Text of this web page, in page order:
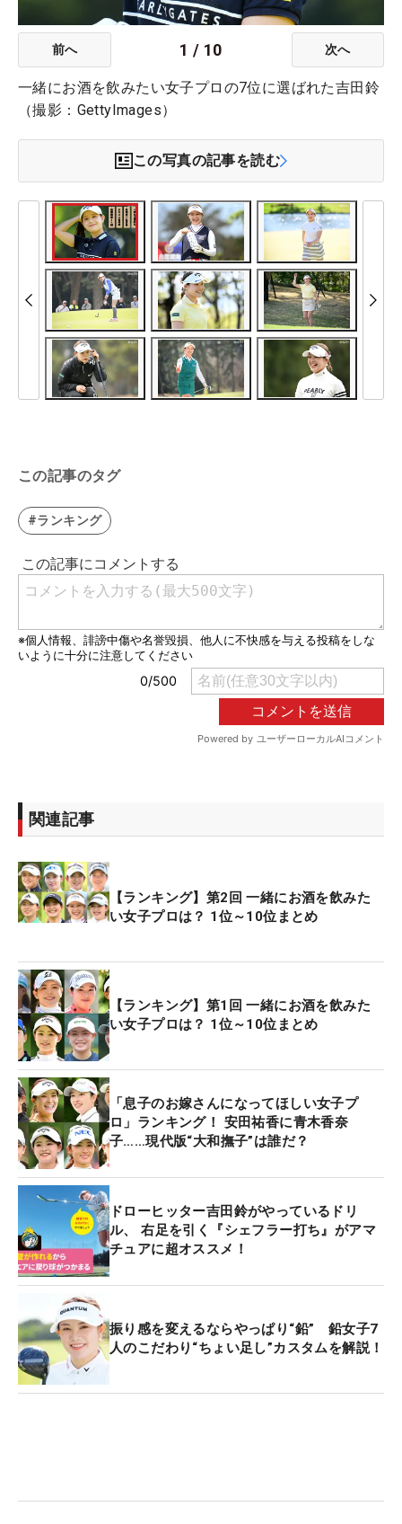
前へ 1 / 10 次へ
一緒にお酒を飲みたい女子プロの7位に選ばれた吉田鈴
（撮影：GettyImages）
この写真の記事を読む
この記事のタグ
#ランキング
関連記事
【ランキング】第2回 一緒にお酒を飲みた
い女子プロは？ 1位～10位まとめ
【ランキング】第1回 一緒にお酒を飲みた
い女子プロは？ 1位～10位まとめ
「息子のお嫁さんになってほしい女子プ
ロ」ランキング！ 安田祐香に青木香奈
子……現代版“大和撫子”は誰だ？
ドローヒッター吉田鈴がやっているドリ
ル、 右足を引く『シェフラー打ち』がアマ
チュアに超オススメ！
振り感を変えるならやっぱり“鉛” 鉛女子7
人のこだわり“ちょい足し”カスタムを解説！